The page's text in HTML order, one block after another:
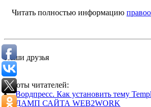
Читать полностью информацию
Наши друзья
Работы читателей:
Вордпресс. Как установить тему
ДАМП САЙТА WEB2WORK